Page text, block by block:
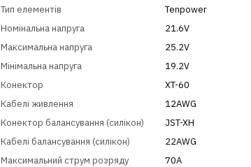
Тип елементів
Tenpower
Номінальна напруга
21.6V
Максимальна напруга
25.2V
Мінімальна напруга
19.2V
Конектор
XT-60
Кабелі живлення
12AWG
Конектор балансування (силікон)
JST-XH
Кабелі балансування (силікон)
22AWG
Максимальний струм розряду
70A